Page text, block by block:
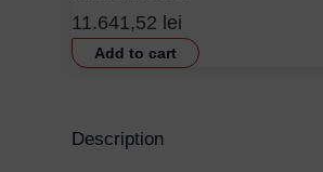
11.641,52 lei
Add to cart
Description